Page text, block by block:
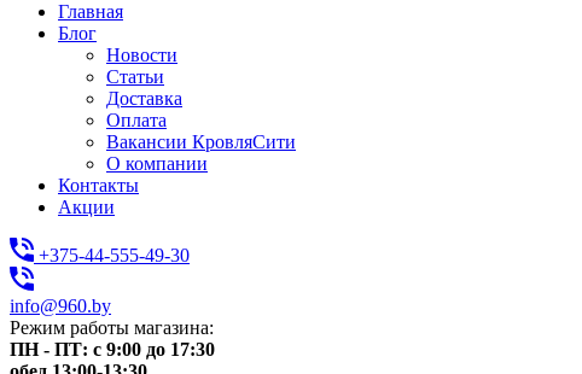
Главная
Блог
Новости
Статьи
Доставка
Оплата
Вакансии КровляСити
О компании
Контакты
Акции
+375-44-555-49-30
info@960.by
Режим работы магазина:
ПН - ПТ: с 9:00 до 17:30